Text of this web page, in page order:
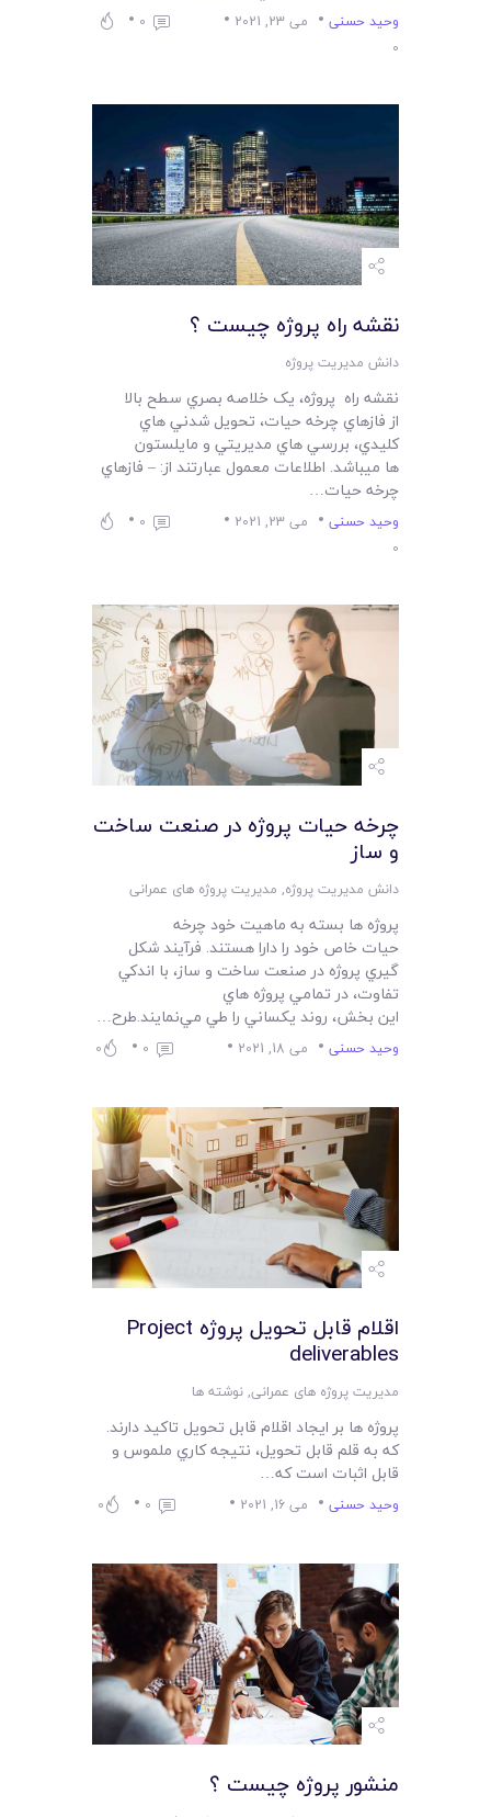
وحید حسنی می 23, 2021
0
0
نقشه راه پروژه چيست ؟
دانش مدیریت پروژه
نقشه راه پروژه، يک خلاصه بصري سطح بالا
از فازهاي چرخه حيات، تحويل شدني هاي
کليدي، بررسي هاي مديريتي و مايلستون
ها ميباشد. اطلاعات معمول عبارتند از: – فازهاي
چرخه حيات…
وحید حسنی می 23, 2021
0
0
چرخه حيات پروژه در صنعت ساخت
و ساز
دانش مدیریت پروژه, مدیریت پروژه های عمرانی
پروژه ها بسته به ماهيت خود چرخه
حيات خاص خود را دارا هستند. فرآيند شکل
گيري پروژه در صنعت ساخت و ساز، با اندکي
تفاوت، در تمامي پروژه هاي
اين بخش، روند يکساني را طي مي‌نمايند.طرح…
وحید حسنی می 18, 2021 0
0
اقلام قابل تحويل پروژه Project
deliverables
مدیریت پروژه های عمرانی,نوشته ها
پروژه ها بر ايجاد اقلام قابل تحويل تاکيد دارند.
که به قلم قابل تحويل، نتيجه کاري ملموس و
قابل اثبات است که…
وحید حسنی می 16, 2021 0
0
منشور پروژه چيست ؟